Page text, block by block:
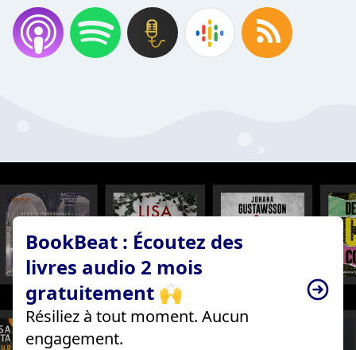
BookBeat : Écoutez des
livres audio 2 mois
gratuitement 🙌
Résiliez à tout moment. Aucun
engagement.